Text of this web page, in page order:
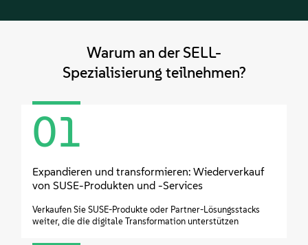
Kontakt
Downloads
Warum an der SELL-
Spezialisierung teilnehmen?
01
Expandieren und transformieren: Wiederverkauf
von SUSE-Produkten und -Services
Verkaufen Sie SUSE-Produkte oder Partner-Lösungsstacks
weiter, die die digitale Transformation unterstützen